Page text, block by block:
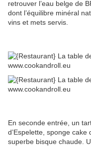
retrouver l’eau belge de
dont l’équilibre minéral
vins et mets servis.
En seconde entrée, un
d’Espelette, sponge
superbe bisque chaude.